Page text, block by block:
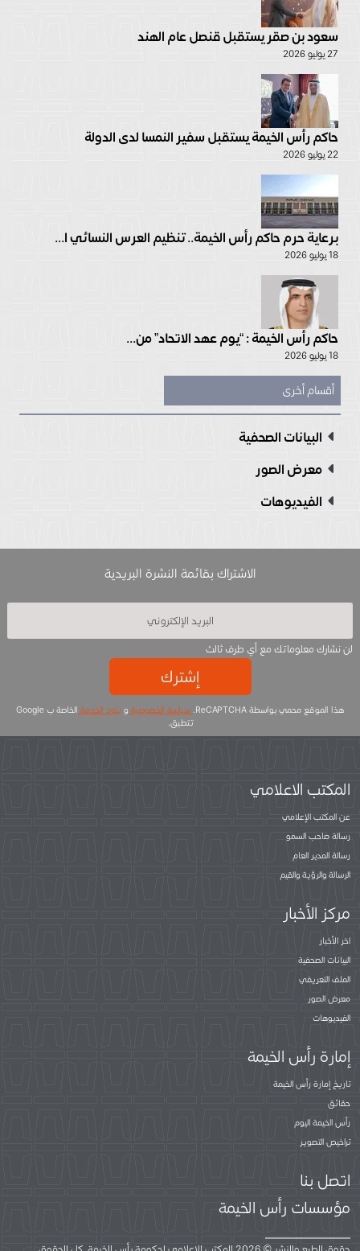
سعود بن صقر يستقبل قنصل عام الهند
27 يوليو 2026
حاكم رأس الخيمة يستقبل سفير النمسا لدى الدولة
22 يوليو 2026
برعاية حرم حاكم رأس الخيمة.. تنظيم العرس النسائي ا...
18 يوليو 2026
حاكم رأس الخيمة : “يوم عهد الاتحاد” من...
18 يوليو 2026
أقسام أخرى
البيانات الصحفية
معرض الصور
الفيديوهات
الاشتراك بقائمة النشرة البريدية
لن نشارك معلوماتك مع أي طرف ثالث
إشترك
هذا الموقع محمي بواسطة ReCAPTCHA. سياسة الخصوصية وبنود الخدمة
الخاصة ب Google
تتطبق.
المكتب الاعلامي
عن المكتب الإعلامي
رسالة صاحب السمو
رسالة المدير العام
الرسالة والرؤية والقيم
مركز الأخبار
اخر الأخبار
البيانات الصحفية
الملف التعريفي
معرض الصور
الفيديوهات
إمارة رأس الخيمة
تاريخ إمارة رأس الخيمة
حقائق
رأس الخيمة اليوم
تراخيص التصوير
اتصل بنا
مؤسسات رأس الخيمة